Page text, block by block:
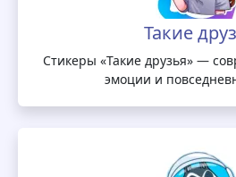
Такие
Стикеры «Такие друзья» —
эмоции и